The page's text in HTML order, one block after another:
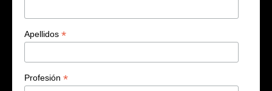
Apellidos *
Profesión *